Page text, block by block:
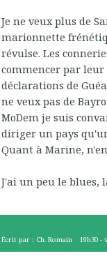
Je ne veux plus de
marionnette
révulse. Les
commencer par leur
déclarations de
ne veux pas de
MoDem je suis
diriger un pays
Quant à Marine,
J'ai un peu le blues,
Écrit par : Ch. Romain 19h30 -